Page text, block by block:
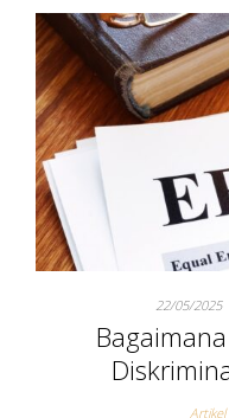
22/05/2025
Artikel